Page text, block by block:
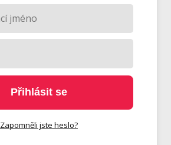
Přihlásit se
Zapomněli jste heslo?